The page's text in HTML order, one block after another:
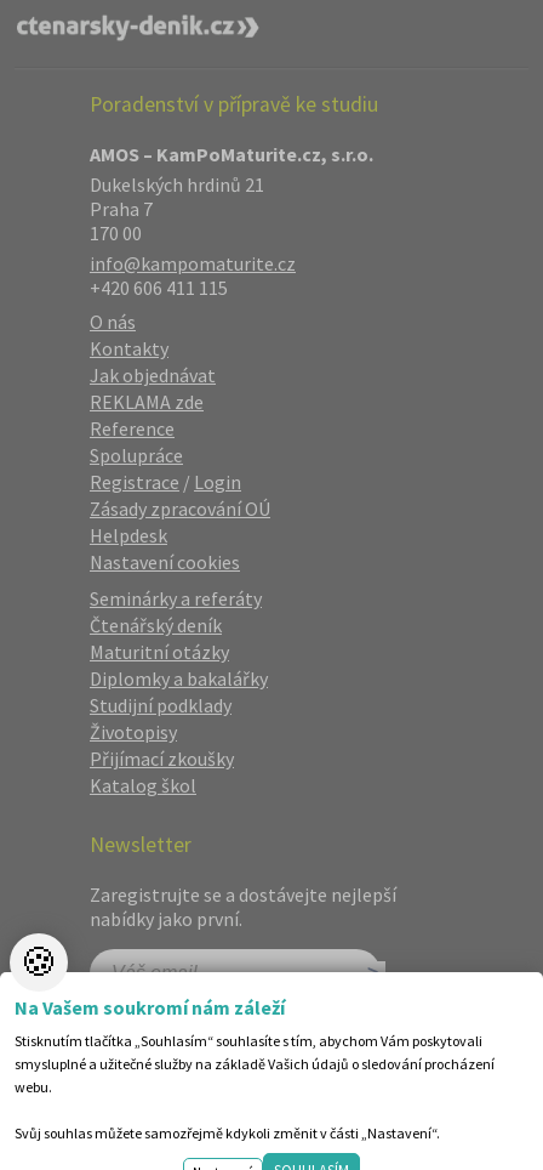
Poradenství v přípravě ke studiu
AMOS – KamPoMaturite.cz, s.r.o.
Dukelských hrdinů 21
Praha 7
170 00
info@kampomaturite.cz
+420 606 411 115
O nás
Kontakty
Jak objednávat
REKLAMA zde
Reference
Spolupráce
Registrace / Login
Zásady zpracování OÚ
Helpdesk
Nastavení cookies
Seminárky a referáty
Čtenářský deník
Maturitní otázky
Diplomky a bakalářky
Studijní podklady
Životopisy
Přijímací zkoušky
Katalog škol
Newsletter
Zaregistrujte se a dostávejte nejlepší
nabídky jako první.
©1998-2026 Centrum vzdělávání AMOS. Vytvořilo ANAWE.
🍪
Na Vašem soukromí nám záleží
Stisknutím tlačítka „Souhlasím“ souhlasíte s tím, abychom Vám poskytovali
smysluplné a užitečné služby na základě Vašich údajů o sledování procházení
webu.
Svůj souhlas můžete samozřejmě kdykoli změnit v části „Nastavení“.